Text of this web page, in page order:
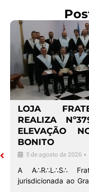
LOJA
REALIZA
ELEVAÇÃO
BONITO
5 de agosto de 2026 •
A A∴R∴L∴S∴
jurisdicionada ao